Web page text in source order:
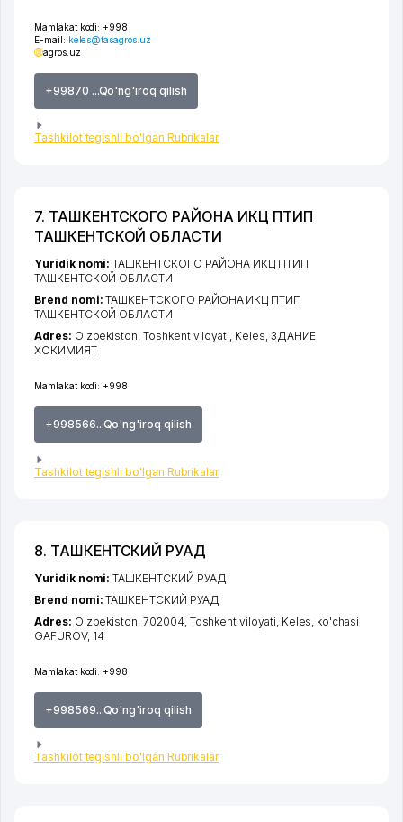
Mamlakat kodi: +998
E-mail: keles@tasagros.uz
agros.uz
+99870 ...Qo'ng'iroq qilish
Tashkilot tegishli bo'lgan Rubrikalar
7. ТАШКЕНТСКОГО РАЙОНА ИКЦ ПТИП
ТАШКЕНТСКОЙ ОБЛАСТИ
Mamlakat kodi: +998
+998566...Qo'ng'iroq qilish
Tashkilot tegishli bo'lgan Rubrikalar
Yuridik nomi:ТАШКЕНТСКОГО РАЙОНА ИКЦ ПТИП
ТАШКЕНТСКОЙ ОБЛАСТИ
Brend nomi:ТАШКЕНТСКОГО РАЙОНА ИКЦ ПТИП
ТАШКЕНТСКОЙ ОБЛАСТИ
Adres: O'zbekiston,Toshkent viloyati, Keles, ЗДАНИЕ
ХОКИМИЯТ
8. ТАШКЕНТСКИЙ РУАД
Mamlakat kodi: +998
+998569...Qo'ng'iroq qilish
Tashkilot tegishli bo'lgan Rubrikalar
Yuridik nomi:ТАШКЕНТСКИЙ РУАД
Brend nomi:ТАШКЕНТСКИЙ РУАД
Adres: O'zbekiston, 702004, Toshkent viloyati Keles ko'chasi
GAFUROV, 14